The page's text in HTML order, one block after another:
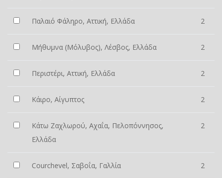
Παλαιό Φάληρο, Αττική, Ελλάδα 2
Μήθυμνα (Μόλυβος), Λέσβος, Ελλάδα 2
Περιστέρι, Αττική, Ελλάδα 2
Κάιρο, Αίγυπτος 2
Κάτω Ζαχλωρού, Αχαΐα, Πελοπόννησος,
Ελλάδα
2
Courchevel, Σαβοΐα, Γαλλία 2